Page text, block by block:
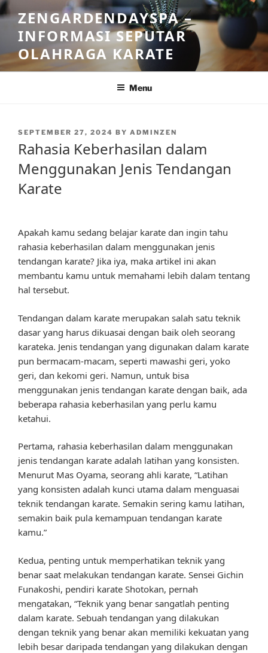
Skip
to
content
ZENGARDENDAYSPA –
INFORMASI SEPUTAR
OLAHRAGA KARATE
Menu
POSTED
SEPTEMBER 27, 2024 BY ADMINZEN
Rahasia Keberhasilan dalam
Menggunakan Jenis Tendangan
Karate
Apakah kamu sedang belajar karate dan ingin tahu
rahasia keberhasilan dalam menggunakan jenis
tendangan karate? Jika iya, maka artikel ini akan
membantu kamu untuk memahami lebih dalam tentang
hal tersebut.
Tendangan dalam karate merupakan salah satu teknik
dasar yang harus dikuasai dengan baik oleh seorang
karateka. Jenis tendangan yang digunakan dalam karate
pun bermacam-macam, seperti mawashi geri, yoko
geri, dan kekomi geri. Namun, untuk bisa
menggunakan jenis tendangan karate dengan baik, ada
beberapa rahasia keberhasilan yang perlu kamu
ketahui.
Pertama, rahasia keberhasilan dalam menggunakan
jenis tendangan karate adalah latihan yang konsisten.
Menurut Mas Oyama, seorang ahli karate, “Latihan
yang konsisten adalah kunci utama dalam menguasai
teknik tendangan karate. Semakin sering kamu latihan,
semakin baik pula kemampuan tendangan karate
kamu.”
Kedua, penting untuk memperhatikan teknik yang
benar saat melakukan tendangan karate. Sensei Gichin
Funakoshi, pendiri karate Shotokan, pernah
mengatakan, “Teknik yang benar sangatlah penting
dalam karate. Sebuah tendangan yang dilakukan
dengan teknik yang benar akan memiliki kekuatan yang
lebih besar daripada tendangan yang dilakukan dengan